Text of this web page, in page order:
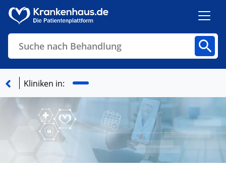
Suche nach Behandlung
Finden
Kliniken in: